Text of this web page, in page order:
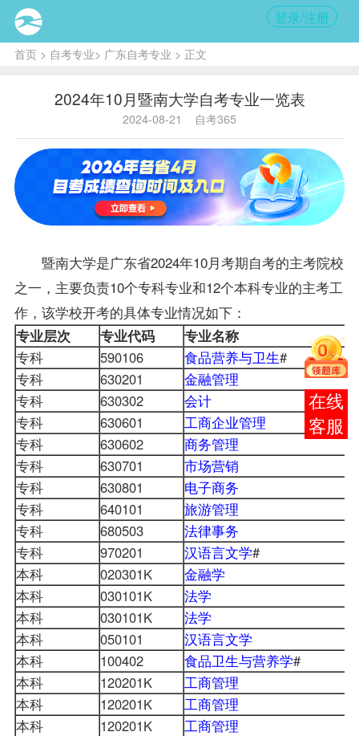
登录/注册
首页> 自考专业> 广东自考专业 > 正文
2024年10月暨南大学自考专业一览表
2024-08-21 自考365
暨南大学是广东省2024年10月考期自考的主考院校
之一，主要负责10个专科专业和12个本科专业的主考工
作，该学校开考的具体专业情况如下：
专业层次 专业代码
专业名称
专科
590106 食品营养与卫生#
专科
630201
金融管理
专科
630302
会计
专科
630601
工商企业管理
专科
630602
商务管理
专科
630701
市场营销
专科
630801
电子商务
专科
640101
旅游管理
专科
680503
法律事务
专科
970201 汉语言文学#
本科
020301K
金融学
本科
030101K
法学
本科
030101K
法学
本科
050101
汉语言文学
本科
100402 食品卫生与营养学#
本科
120201K
工商管理
本科
120201K
工商管理
本科
120201K
工商管理
报考
咨询